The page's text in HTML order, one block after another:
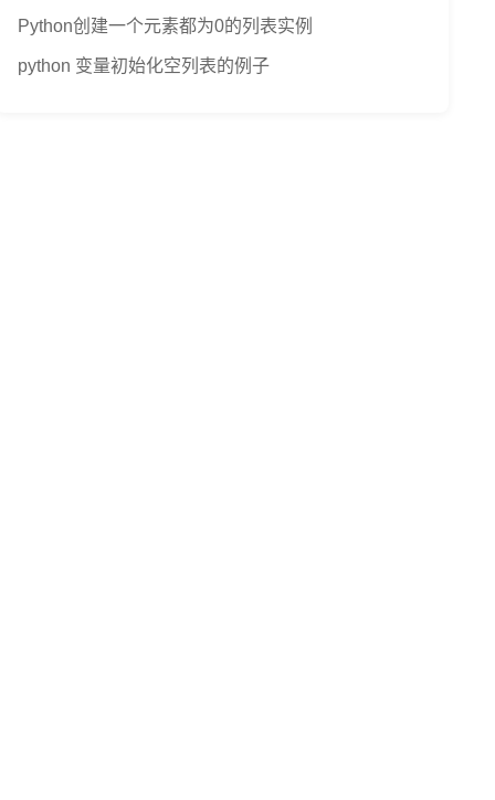
Python创建一个元素都为0的列表实例
python 变量初始化空列表的例子